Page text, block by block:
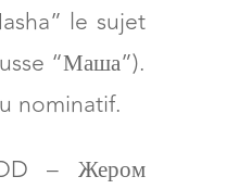
le sujet
“Маша”).
nominatif.
– Жером